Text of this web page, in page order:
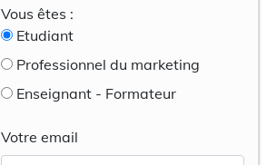
Vous êtes :
Etudiant
Professionnel du marketing
Enseignant - Formateur
Votre email